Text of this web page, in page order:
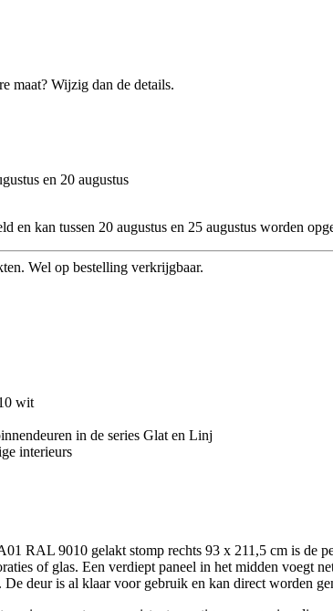
maat? Wijzig dan de details.
en 20 augustus
en kan tussen 20 augustus en 25 augustus worden
Wel op bestelling verkrijgbaar.
wit
in de series Glat en Linj
interieurs
RAL 9010 gelakt stomp rechts 93 x 211,5 cm is de
of glas. Een verdiept paneel in het midden voegt
deur is al klaar voor gebruik en kan direct worden